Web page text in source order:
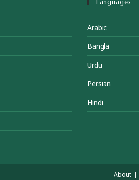
Languages
Arabic
Bangla
Urdu
Persian
Hindi
About